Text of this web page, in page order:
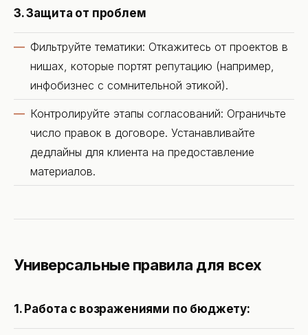
3. Защита от проблем
Фильтруйте тематики: Откажитесь от проектов в
нишах, которые портят репутацию (например,
инфобизнес с сомнительной этикой).
Контролируйте этапы согласований: Ограничьте
число правок в договоре. Устанавливайте
дедлайны для клиента на предоставление
материалов.
Универсальные правила для всех
1. Работа с возражениями по бюджету: